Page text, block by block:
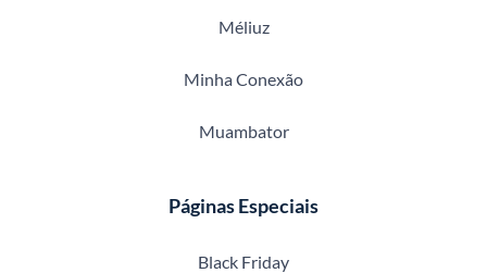
Méliuz
Minha Conexão
Muambator
Páginas Especiais
Black Friday